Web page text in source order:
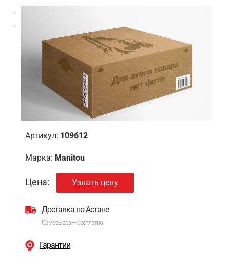
Артикул: 109612
Марка: Manitou
Цена: Узнать цену
Доставка по Астане
Самовывоз — бесплатно
Гарантии